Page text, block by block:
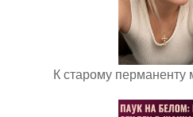
К старому перманенту